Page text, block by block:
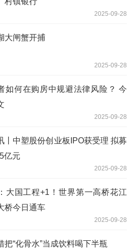
2025-09-28
大闸蟹开捕
2025-09-28
如何在购房中规避法律风险？ 今
2025-09-28
丨中塑股份创业板IPO获受理 拟募
亿元
2025-09-28
大国工程+1！世界第一高桥花江
桥今日通车
2025-09-28
把“化骨水”当成饮料喝下半瓶